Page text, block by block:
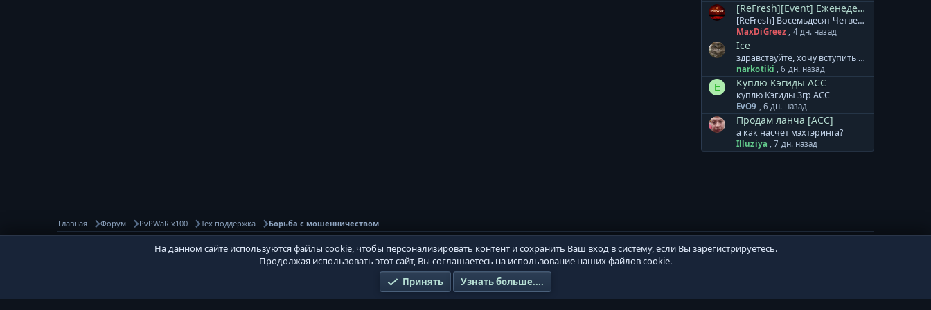
[ReFresh][Event] Еженедельная Лотерея
[ReFresh] Восемьдесят Четвертый Розыгрыш Восемьдесят Четвертый розыгрыш произойдет 10.08.2026, среди всех участников будет разыграно: 3000 Очков Кампаний или [Кристалл Восстановления] 2000 Ивентовых Очков или [Кристалл Восстановления] 2000 Ивентовых Очков или [Кристалл Восстановления] ДДД бижутерия на выбор или [Кристалл Восстановления] ДДД бижутерия на выбор или [Кристалл Восстановления] ДДД бижутерия на выбор или [Кристалл Восстановления] [Тип-С] Хрупкий Мод.Невежества [4-6] или [Кристалл Восстановления] [Тип-С] Хрупкий Мод.Невежества [4-6] или [Кристалл Восстановления] [Тип-С] Хрупкий Мод.Невежества [4-6] или [Кристалл Восстановления] Cash Валюта 1250 GP Cash Валюта 1000 GP Cash Валюта 750 GP Дополнение к лотерее: + Ограничений по количеству билетов для аккаунта и/или персонажа - НЕТ. Все билеты участвуют в розыгрыше. + Перенос на другой аккаунт не осуществляется! + Выигранный приз НЕОБХОДИМО забрать в течение 7 дней. И помните, чем больше билетов, тем БОЛЬШЕ ШАНСОВ НА ПОБЕДУ!
MaxDiGreez 4 дн. назад
Ice
здравствуйте, хочу вступить в клан от меня: онлайн 1.5 часа на пб от вас: лампа атаки
narkotiki ,6 дн. назад
E Куплю Кэгиды АСС
куплю Кэгиды 3гр АСС
EvO9 6 дн. назад
Продам ланча [ACC]
а как насчет мэхтэринга?
Illuziya ,7 дн. назад
Главная Форум PvPWaR x100 Тех поддержка Борьба с мошенничеством
Условия и правила Политика конфиденциальности
Community platform by XenForo® © 2010-2026 XenForo Ltd. Игровой сервер PvPWaR. Design by novice321.
На данном сайте используются файлы cookie, чтобы персонализировать контент и сохранить Ваш вход в систему, если Вы зарегистрируетесь.
Продолжая использовать этот сайт, Вы соглашаетесь на использование наших файлов cookie.
Принять
Узнать больше....